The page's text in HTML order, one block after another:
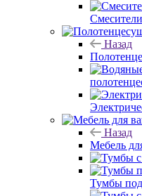
Назад
Назад
Мебель
Тумбы